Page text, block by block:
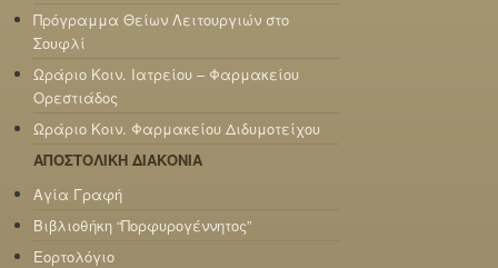
Πρόγραμμα Θείων Λειτουργιών στο
Σουφλί
Ωράριο Κοιν. Ιατρείου – Φαρμακείου
Ορεστιάδος
Ωράριο Κοιν. Φαρμακείου Διδυμοτείχου
ΑΠΟΣΤΟΛΙΚΗ ΔΙΑΚΟΝΙΑ
Αγία Γραφή
Βιβλιοθήκη “Πορφυρογέννητος”
Εορτολόγιο